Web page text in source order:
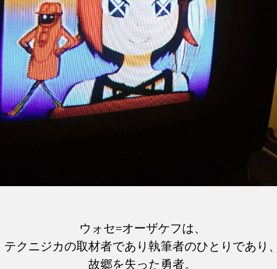
ウォセ=オーザケフは、
テクニジカの取材者であり執筆者のひとりであり
故郷を失った勇者。